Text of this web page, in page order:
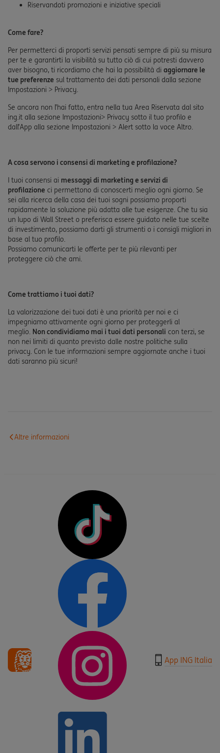
Riservandoti promozioni e iniziative speciali
Come fare?
Per permetterci di proporti servizi pensati sempre di più su misura
per te e garantirti la visibilità su tutto ciò di cui potresti davvero
aver bisogno, ti ricordiamo che hai la possibilità di aggiornare le
tue preferenze sul trattamento dei dati personali dalla sezione
Impostazioni > Privacy.
Se ancora non l’hai fatto, entra nella tua Area Riservata dal sito
ing.it alla sezione Impostazioni> Privacy sotto il tuo profilo e
dall’App alla sezione Impostazioni > Alert sotto la voce Altro.
A cosa servono i consensi di marketing e profilazione?
I tuoi consensi ai messaggi di marketing e servizi di
profilazione ci permettono di conoscerti meglio ogni giorno. Se
sei alla ricerca della casa dei tuoi sogni possiamo proporti
rapidamente la soluzione più adatta alle tue esigenze. Che tu sia
un lupo di Wall Street o preferisca essere guidato nelle tue scelte
di investimento, possiamo darti gli strumenti o i consigli migliori in
base al tuo profilo.
Possiamo comunicarti le offerte per te più rilevanti per
proteggere ciò che ami.
Come trattiamo i tuoi dati?
La valorizzazione dei tuoi dati è una priorità per noi e ci
impegniamo attivamente ogni giorno per proteggerli al
meglio. Non condividiamo mai i tuoi dati personali con terzi, se
non nei limiti di quanto previsto dalle nostre politiche sulla
privacy. Con le tue informazioni sempre aggiornate anche i tuoi
dati saranno più sicuri!
Altre informazioni
App ING Italia